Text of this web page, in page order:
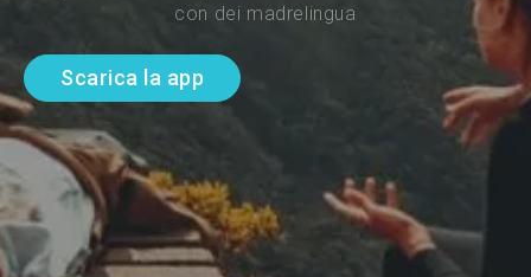
con dei madrelingua
Scarica la app